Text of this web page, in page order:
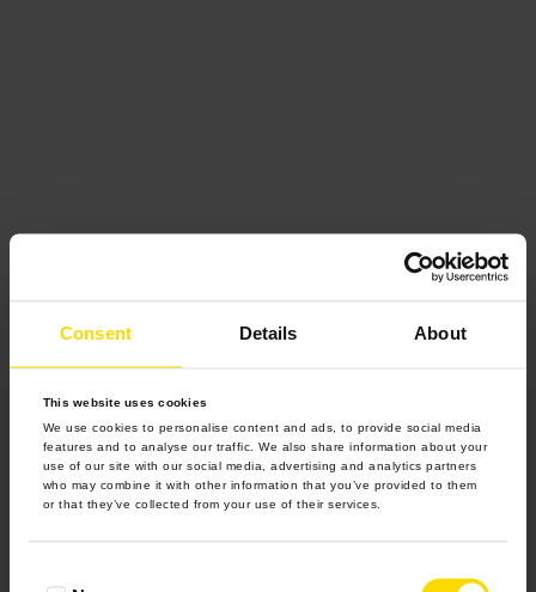
Consent Details About
This website uses cookies
We use cookies to personalise content and ads, to provide social media
features and to analyse our traffic. We also share information about your
use of our site with our social media, advertising and analytics partners
who may combine it with other information that you’ve provided to them
or that they’ve collected from your use of their services.
Produkty